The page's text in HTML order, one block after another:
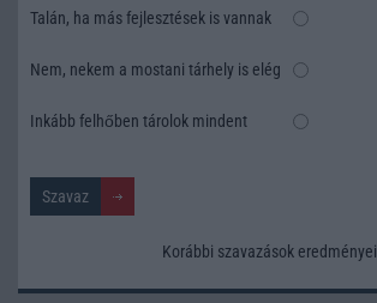
Talán, ha más fejlesztések is vannak
Nem, nekem a mostani tárhely is elég
Inkább felhőben tárolok mindent
Korábbi szavazások eredményei